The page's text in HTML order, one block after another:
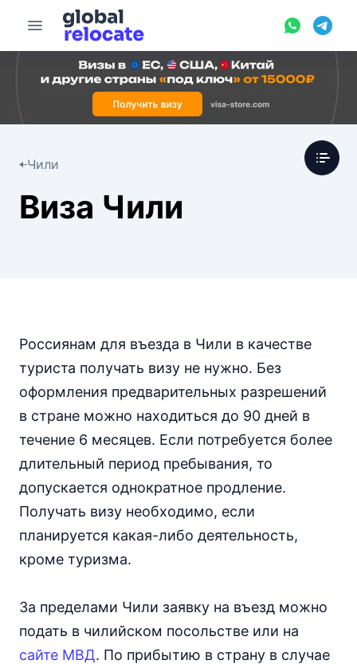
Чили
Виза Чили
Россиянам для въезда в Чили в качестве
туриста получать визу не нужно. Без
оформления предварительных разрешений
в стране можно находиться до 90 дней в
течение 6 месяцев. Если потребуется более
длительный период пребывания, то
допускается однократное продление.
Получать визу необходимо, если
планируется какая-либо деятельность,
кроме туризма.
За пределами Чили заявку на въезд можно
подать в чилийском посольстве или на
сайте МВД. По прибытию в страну в случае